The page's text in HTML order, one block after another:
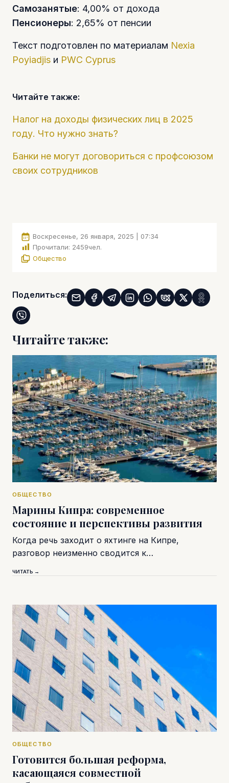
Самозанятые: 4,00% от дохода
Пенсионеры: 2,65% от пенсии
Текст подготовлен по материалам Nexia
Poyiadjis и PWC Cyprus
Читайте также:
Налог на доходы физических лиц в 2025
году. Что нужно знать?
Банки не могут договориться с профсоюзом
своих сотрудников
Воскресенье, 26 января, 2025 | 07:34
Прочитали: 2459чел.
Общество
Поделиться:
Читайте также:
ОБЩЕСТВО
Марины Кипра: современное
состояние и перспективы развития
Когда речь заходит о яхтинге на Кипре,
разговор неизменно сводится к…
ЧИТАТЬ →
ОБЩЕСТВО
Готовится большая реформа,
касающаяся совместной